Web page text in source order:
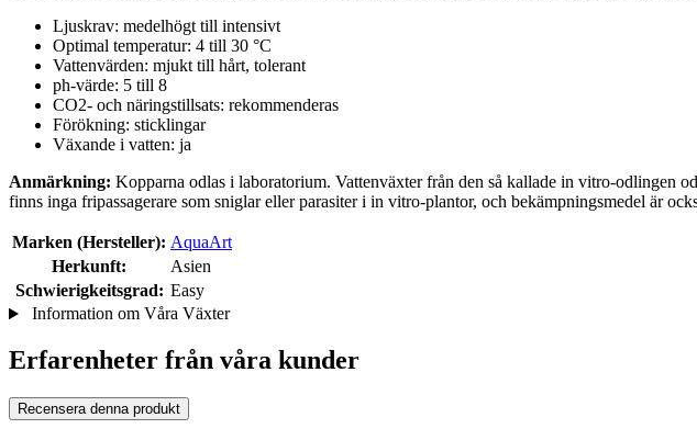
Ljuskrav: medelhögt till intensivt
Optimal temperatur: 4 till 30 °C
Vattenvärden: mjukt till hårt, tolerant
ph-värde: 5 till 8
CO2- och näringstillsats: rekommenderas
Förökning: sticklingar
Växande i vatten: ja
Anmärkning: Kopparna odlas i laboratorium. Vattenväxter från den så kallade in vitro-odlingen
finns inga fripassagerare som sniglar eller parasiter i in vitro-plantor, och bekämpningsmedel är
Marken (Hersteller): AquaArt
Herkunft:
Asien
Schwierigkeitsgrad: Easy
Information om Våra Växter
Erfarenheter från våra kunder
Recensera denna produkt